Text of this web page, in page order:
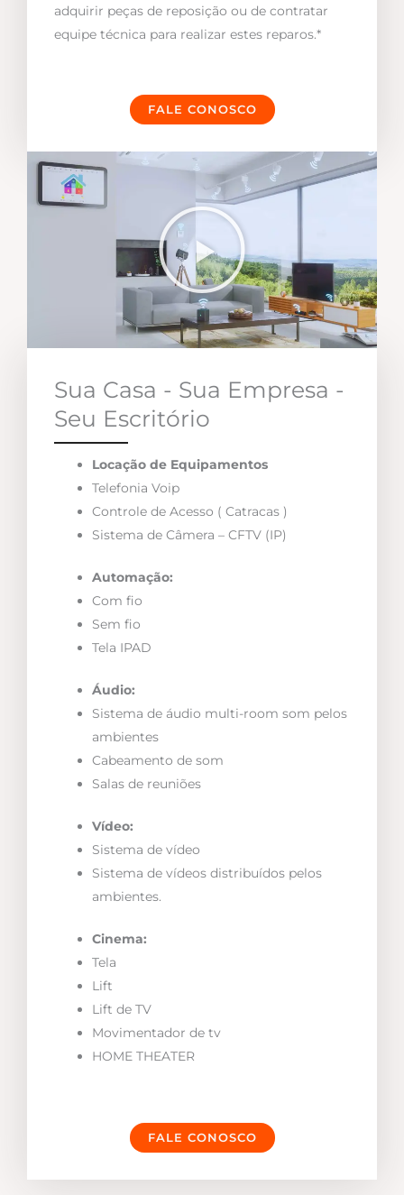
adquirir peças de reposição ou de contratar
equipe técnica para realizar estes reparos.*
FALE CONOSCO
Sua Casa - Sua Empresa -
Seu Escritório
Locação de Equipamentos
Telefonia Voip
Controle de Acesso ( Catracas )
Sistema de Câmera – CFTV (IP)
Automação:
Com fio
Sem fio
Tela IPAD
Áudio:
Sistema de áudio multi-room som pelos
ambientes
Cabeamento de som
Salas de reuniões
Vídeo:
Sistema de vídeo
Sistema de vídeos distribuídos pelos
ambientes.
Cinema:
Tela
Lift
Lift de TV
Movimentador de tv
HOME THEATER
FALE CONOSCO